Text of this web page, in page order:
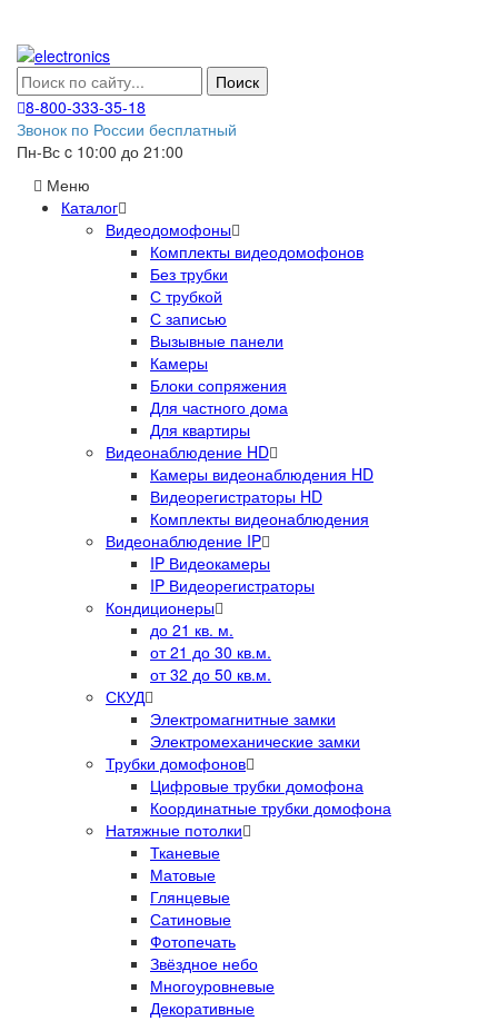
Поиск
8-800-333-35-18
Звонок по России бесплатный
Пн-Вс c 10:00 до 21:00
Меню
Каталог
Видеодомофоны
Комплекты видеодомофонов
Без трубки
С трубкой
С записью
Вызывные панели
Камеры
Блоки сопряжения
Для частного дома
Для квартиры
Видеонаблюдение HD
Камеры видеонаблюдения HD
Видеорегистраторы HD
Комплекты видеонаблюдения
Видеонаблюдение IP
IP Видеокамеры
IP Видеорегистраторы
Кондиционеры
до 21 кв. м.
от 21 до 30 кв.м.
от 32 до 50 кв.м.
СКУД
Электромагнитные замки
Электромеханические замки
Трубки домофонов
Цифровые трубки домофона
Координатные трубки домофона
Натяжные потолки
Тканевые
Матовые
Глянцевые
Сатиновые
Фотопечать
Звёздное небо
Многоуровневые
Декоративные